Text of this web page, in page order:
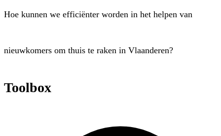
Hoe kunnen we efficiënter worden in het helpen van
nieuwkomers om thuis te raken in Vlaanderen?
Toolbox